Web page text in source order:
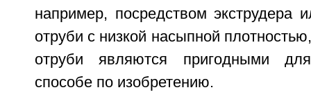
например, посредством экструдера
отруби с низкой насыпной
отруби являются пригодными
способе по изобретению.